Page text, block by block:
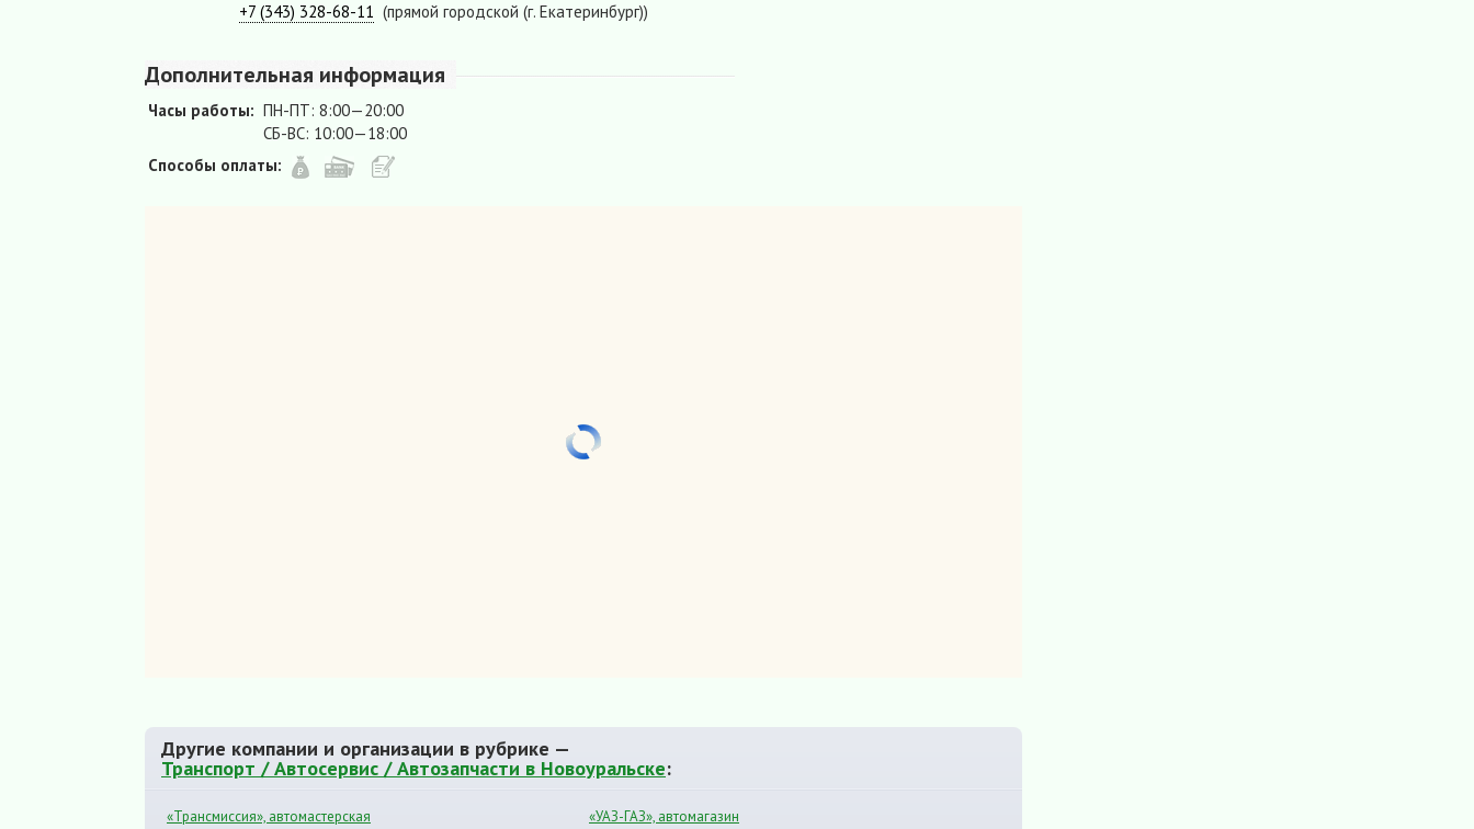
+7 (343) 328-68-11 (прямой городской (г. Екатеринбург))
Дополнительная информация
Часы работы: ПН-ПТ: 8:00—20:00
СБ-ВС: 10:00—18:00
Способы оплаты:
Другие компании и организации в рубрике —
Транспорт / Автосервис / Автозапчасти в Новоуральске:
«Трансмиссия», автомастерская
«УАЗ-ГАЗ», автомагазин